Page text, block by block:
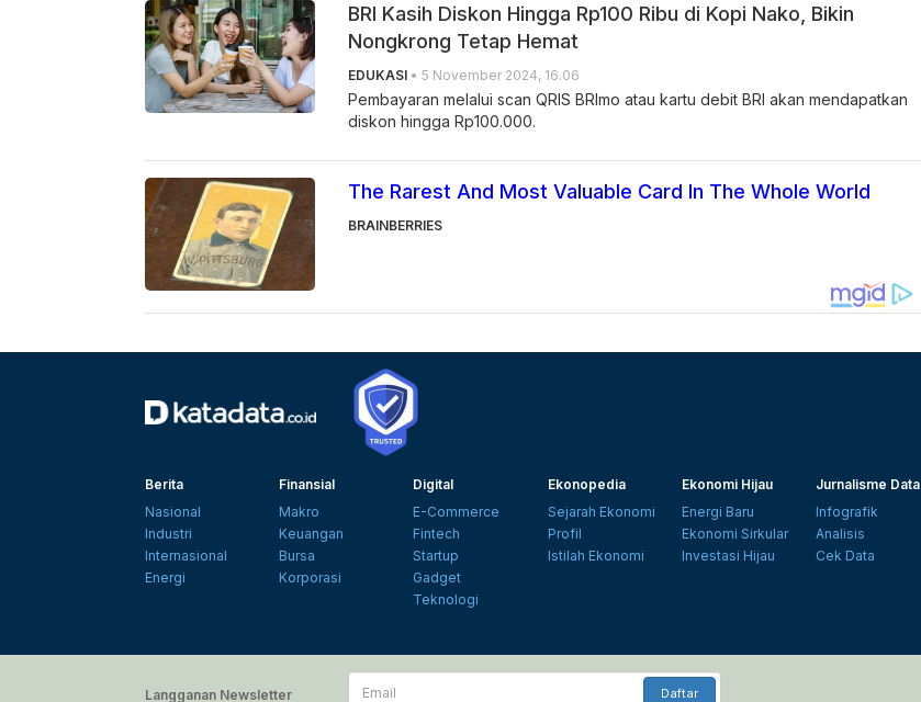
BRI Kasih Diskon Hingga Rp100 Ribu di Kopi Nako, Bikin
Nongkrong Tetap Hemat
EDUKASI • 5 November 2024, 16.06
Pembayaran melalui scan QRIS BRImo atau kartu debit BRI akan mendapatkan
diskon hingga Rp100.000.
The Rarest And Most Valuable Card In The Whole World
BRAINBERRIES
Berita
Nasional
Industri
Internasional
Energi
Finansial
Makro
Keuangan
Bursa
Korporasi
Digital
E-Commerce
Fintech
Startup
Gadget
Teknologi
Ekonopedia
Sejarah Ekonomi
Profil
Istilah Ekonomi
Ekonomi Hijau
Energi Baru
Ekonomi Sirkular
Investasi Hijau
Jurnalisme Data
Infografik
Analisis
Cek Data
Langganan Newsletter
Email
Daftar